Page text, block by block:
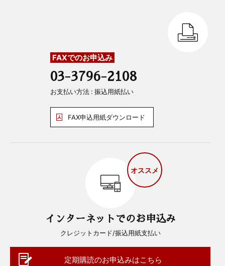
FAXでのお申込み
03-3796-2108
お支払い方法 : 振込用紙払い
FAX申込用紙ダウンロード
オススメ
インターネットでのお申込み
クレジットカード/振込用紙支払い
定期購読のお申込みはこちら